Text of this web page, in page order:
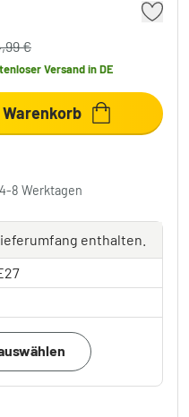
€
Versandin DE
Warenkorb
8 Werktagen
enthalten.